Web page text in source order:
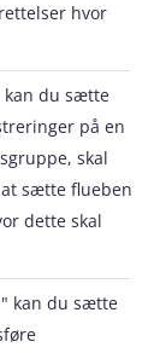
hvor
kan du sætte
på en
skal
sætte flueben
dette skal
kan du sætte